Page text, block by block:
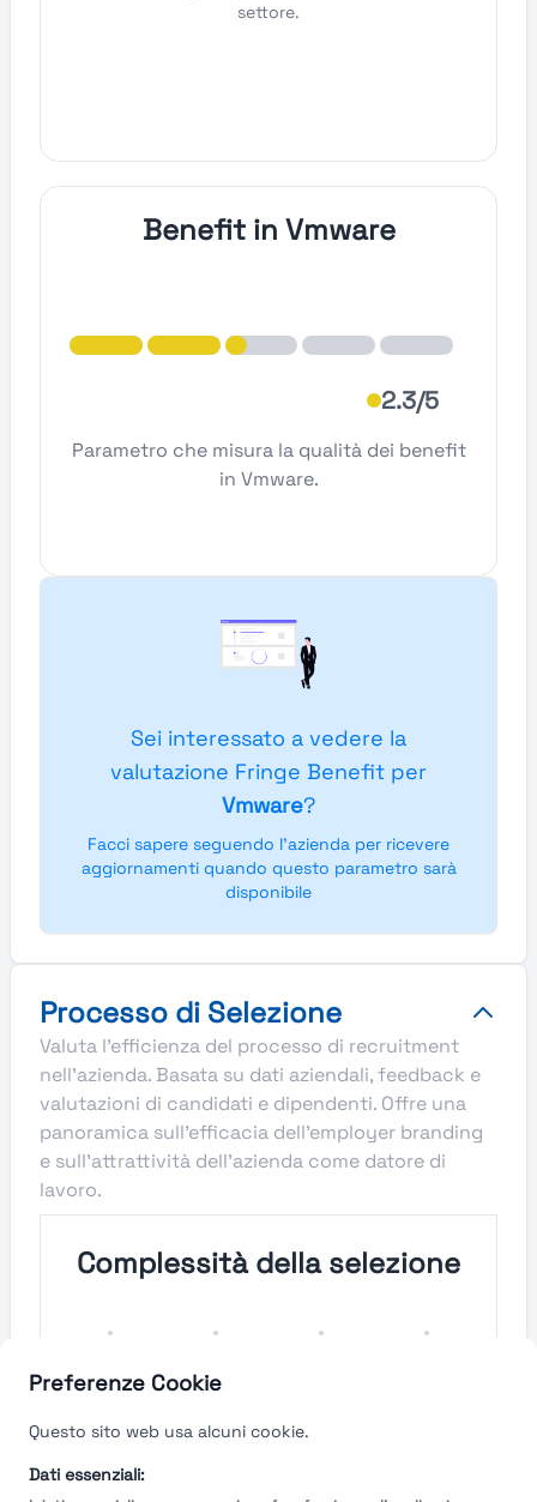
Preferenze Cookie
Questo sito web usa alcuni cookie.
Dati essenziali:
settore.
Benefit in Vmware
2.3/5
Parametro che misura la qualità dei benefit
in Vmware.
Sei interessato a vedere la
valutazione Fringe Benefit per
Vmware?
Facci sapere seguendo l'azienda per ricevere
aggiornamenti quando questo parametro sarà
disponibile
Processo di Selezione
Valuta l'efficienza del processo di recruitment
nell'azienda. Basata su dati aziendali, feedback e
valutazioni di candidati e dipendenti. Offre una
panoramica sull'efficacia dell'employer branding
e sull'attrattività dell'azienda come datore di
lavoro.
Complessità della selezione
Velocità del processo di